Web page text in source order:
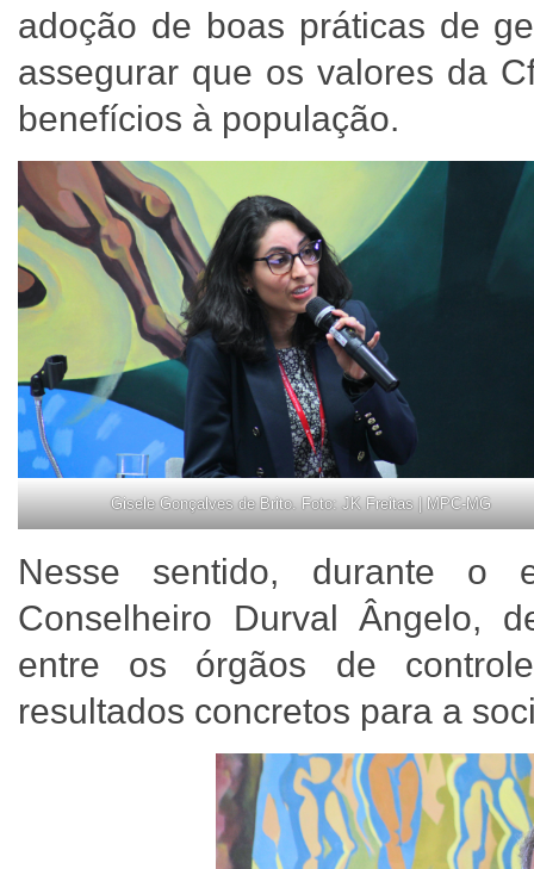
adoção de boas práticas de
assegurar que os valores da
benefícios à população.
Gisele Gonçalves de Brito. Foto: JK Freitas | MPC-MG
Nesse sentido, durante o
Conselheiro Durval Ângelo,
entre os órgãos de
resultados concretos para a